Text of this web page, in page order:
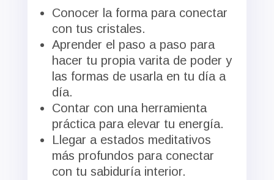
Conocer la forma para conectar
con tus cristales.
Aprender el paso a paso para
hacer tu propia varita de poder y
las formas de usarla en tu día a
día.
Contar con una herramienta
práctica para elevar tu energía.
Llegar a estados meditativos
más profundos para conectar
con tu sabiduría interior.